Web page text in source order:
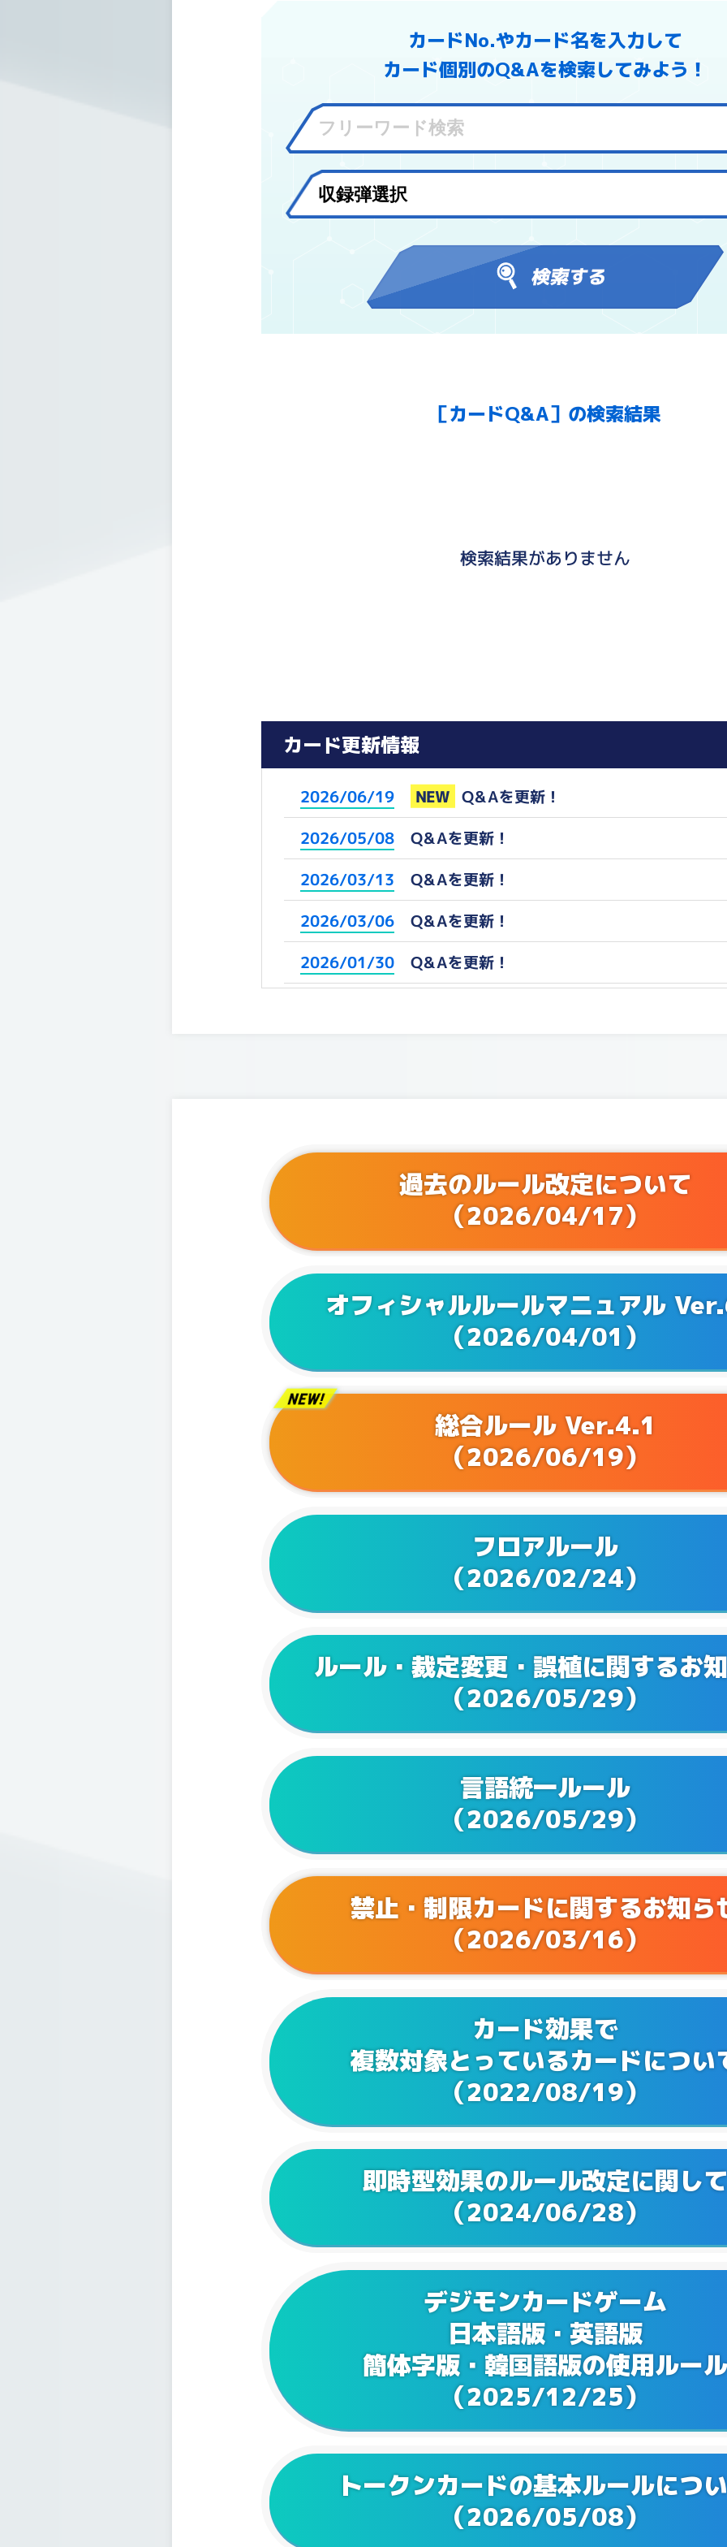
カードNo.やカード名を入力して
カード個別のQ&Aを検索してみよう！
［カードQ&A］の検索結果
検索結果がありません
カード更新情報
2026/06/19 NEW Q&Aを更新！
2026/05/08 Q&Aを更新！
2026/03/13 Q&Aを更新！
2026/03/06 Q&Aを更新！
2026/01/30 Q&Aを更新！
Q&Aを更新！
Q&Aを更新！
2025/06/25 Q&Aを更新！
2025/06/13 Q&Aを更新！
Q&Aを更新！
2025/04/04 Q&Aを更新！
Q&Aを更新！
Q&Aを更新！
2025/01/24 Q&Aを更新！
Q&Aを更新！
Q&Aを更新！
2024/08/01 Q&Aを更新！
Q&Aを更新！
Q&Aを更新！
Q&Aを更新！
2024/02/16 Q&Aを更新！
2023/12/15 Q&Aを更新！
Q&Aを更新！
2023/11/17 Q&Aを更新！
Q&Aを更新！
Q&Aを更新！
2023/08/25 Q&Aを更新！
Q&Aを更新！
Q&Aを更新！
2023/05/25 Q&Aを更新！
2023/04/21 Q&Aを更新！
Q&A ブースターパック VSロイヤルナイツ
更新！
Q&Aを更新！
2022/12/27 Q&Aを更新！
2022/12/16 Q&A テーマブースター オルタナティブビー
04】を更新！
過去のルール改定について
（2026/04/17）
オフィシャルルールマニュアル
（2026/04/01）
総合ルール Ver.4.1
（2026/06/19）
フロアルール
（2026/02/24）
ルール・裁定変更・誤植に関するお
（2026/05/29）
言語統一ルール
（2026/05/29）
禁止・制限カードに関するお知ら
（2026/03/16）
カード効果で
複数対象とっているカードについ
（2022/08/19）
即時型効果のルール改定に関して
（2024/06/28）
デジモンカードゲーム
日本語版・英語版
簡体字版・韓国語版の使用ルール
（2025/12/25）
トークンカードの基本ルールにつ
（2026/05/08）